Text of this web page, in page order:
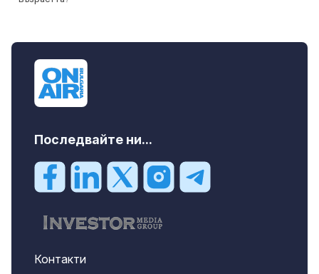
Последвайте ни...
Контакти